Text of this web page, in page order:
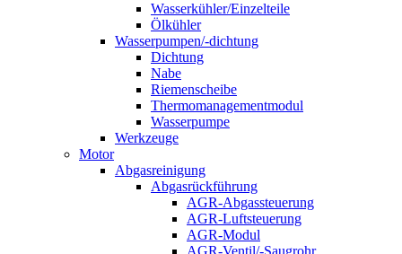
Wasserkühler/Einzelteile
Ölkühler
Wasserpumpen/-dichtung
Dichtung
Nabe
Riemenscheibe
Thermomanagementmodul
Wasserpumpe
Werkzeuge
Motor
Abgasreinigung
Abgasrückführung
AGR-Abgassteuerung
AGR-Luftsteuerung
AGR-Modul
AGR-Ventil/-Saugrohr